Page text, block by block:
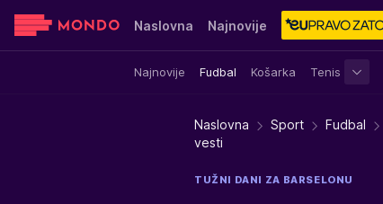
Naslovna Najnovije
Najnovije Fudbal Košarka Tenis
Sensa Stvar ukusa Yumama
Naslovna Sport Fudbal
vesti
TUŽNI DANI ZA BARSELONU